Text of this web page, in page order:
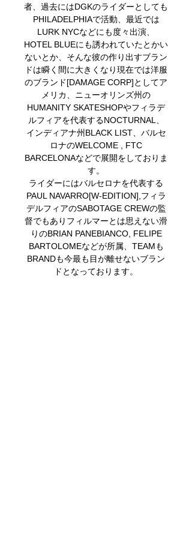
者、過去にはDGKのライダーとしても
PHILADELPHIAで活動、最近では
LURK NYCなどにも度々出演、
HOTEL BLUEにも誘われていたとかい
ないとか、そんな彼の作り出すブラン
ドは瞬く間に大きくなり現在では洋服
のブランド[DAMAGE CORP]としてア
メリカ、ニューオリンズ州の
HUMANITY SKATESHOPやフィラデ
ルフィアを代表するNOCTURNAL、
インディアナ州BLACK LIST、バルセ
ロナのWELCOME , FTC
BARCELONAなどで展開をしておりま
す。
ライダーにはバルセロナを代表する
PAUL NAVARRO[W-EDITION],フィラ
デルフィアのSABOTAGE CREWの監
督でもありフィルマーとは思えない滑
りのBRIAN PANEBIANCO, FELIPE
BARTOLOMEなどが所属、TEAMも
BRANDも今最も目が離せないブラン
ドとなっております。